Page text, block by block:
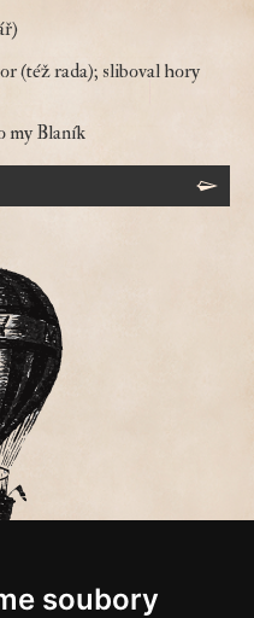
soubory
(též rada); sliboval hory
my Blaník